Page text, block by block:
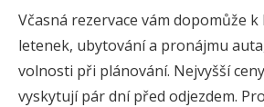
Včasná rezervace vám dopomůže k
letenek, ubytování a pronájmu
volnosti při plánování. Nejvyšší
vyskytují pár dní před odjezdem.